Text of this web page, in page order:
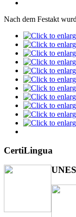
Nach dem Festakt
CertiLingua